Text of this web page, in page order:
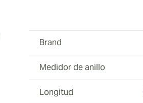
Brand
Medidor de anillo
Longitud